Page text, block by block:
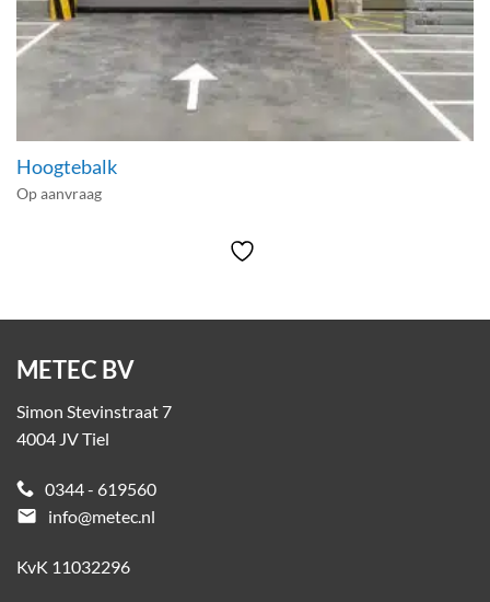
Hoogtebalk
Op aanvraag
METEC BV
Simon Stevinstraat 7
4004 JV Tiel
0344 - 619560
email
info@metec.nl
KvK 11032296